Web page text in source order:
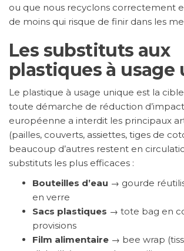
ou que nous recyclons correctement
de moins qui risque de finir dans les
Les substituts aux
plastiques à usage
Le plastique à usage unique est la
toute démarche de réduction
européenne a interdit les principaux
(pailles, couverts, assiettes, tiges de
beaucoup d’autres restent en
substituts les plus efficaces :
Bouteilles d’eau → gourde
en verre
Sacs plastiques → tote bag en
provisions
Film alimentaire → bee wrap